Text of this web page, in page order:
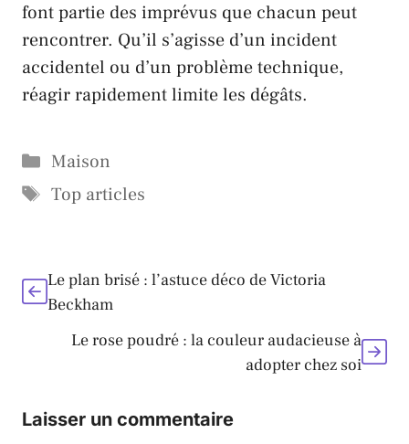
font partie des imprévus que chacun peut
rencontrer. Qu’il s’agisse d’un incident
accidentel ou d’un problème technique,
réagir rapidement limite les dégâts.
Catégories
Maison
Étiquettes
Top articles
Le plan brisé : l’astuce déco de Victoria
Beckham
Le rose poudré : la couleur audacieuse à
adopter chez soi
Laisser un commentaire